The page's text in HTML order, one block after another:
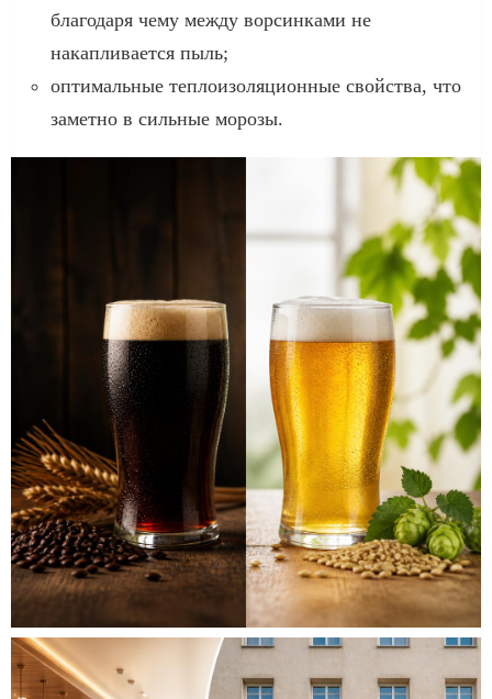
благодаря чему между ворсинками не
накапливается пыль;
оптимальные теплоизоляционные свойства, что
заметно в сильные морозы.